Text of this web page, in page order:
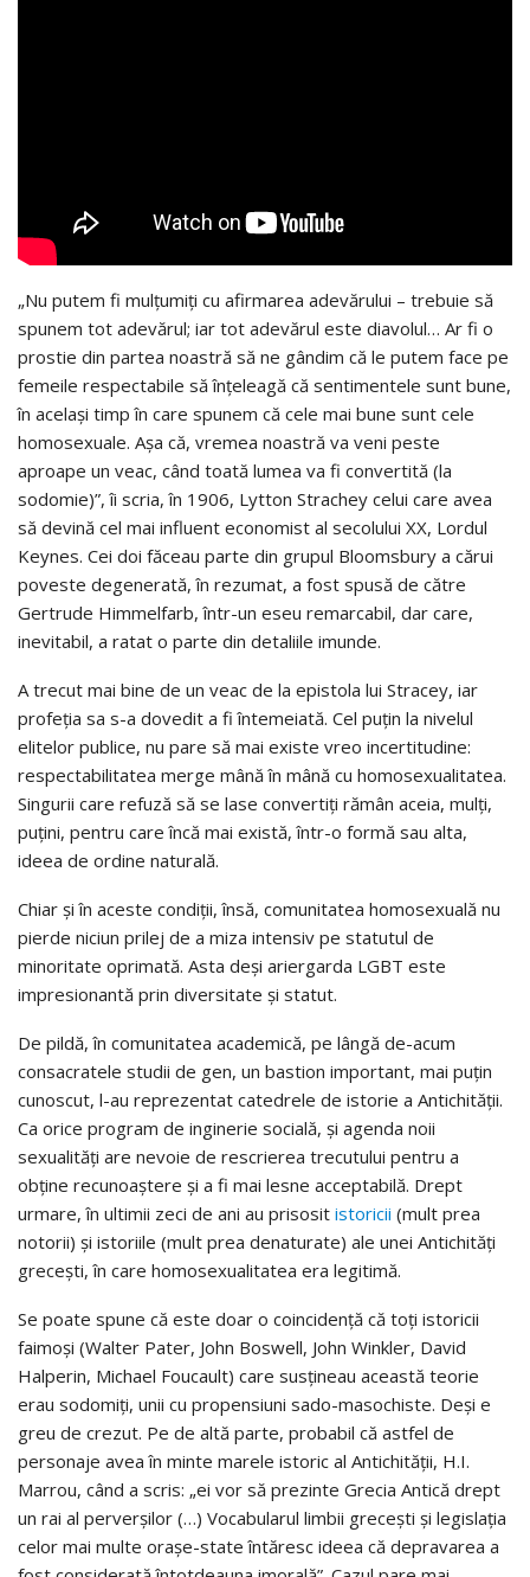
„Nu putem fi mulțumiți cu afirmarea adevărului – trebuie să
spunem tot adevărul; iar tot adevărul este diavolul… Ar fi o
prostie din partea noastră să ne gândim că le putem face pe
femeile respectabile să înțeleagă că sentimentele sunt bune,
în același timp în care spunem că cele mai bune sunt cele
homosexuale. Așa că, vremea noastră va veni peste
aproape un veac, când toată lumea va fi convertită (la
sodomie)”, îi scria, în 1906, Lytton Strachey celui care avea
să devină cel mai influent economist al secolului XX, Lordul
Keynes. Cei doi făceau parte din grupul Bloomsbury a cărui
poveste degenerată, în rezumat, a fost spusă de către
Gertrude Himmelfarb, într-un eseu remarcabil, dar care,
inevitabil, a ratat o parte din detaliile imunde.
A trecut mai bine de un veac de la epistola lui Stracey, iar
profeția sa s-a dovedit a fi întemeiată. Cel puțin la nivelul
elitelor publice, nu pare să mai existe vreo incertitudine:
respectabilitatea merge mână în mână cu homosexualitatea.
Singurii care refuză să se lase convertiți rămân aceia, mulți,
puțini, pentru care încă mai există, într-o formă sau alta,
ideea de ordine naturală.
Chiar și în aceste condiții, însă, comunitatea homosexuală nu
pierde niciun prilej de a miza intensiv pe statutul de
minoritate oprimată. Asta deși ariergarda LGBT este
impresionantă prin diversitate și statut.
De pildă, în comunitatea academică, pe lângă de-acum
consacratele studii de gen, un bastion important, mai puțin
cunoscut, l-au reprezentat catedrele de istorie a Antichității.
Ca orice program de inginerie socială, și agenda noii
sexualități are nevoie de rescrierea trecutului pentru a
obține recunoaștere și a fi mai lesne acceptabilă. Drept
urmare, în ultimii zeci de ani au prisosit istoricii (mult prea
notorii) și istoriile (mult prea denaturate) ale unei Antichități
grecești, în care homosexualitatea era legitimă.
Se poate spune că este doar o coincidență că toți istoricii
faimoși (Walter Pater, John Boswell, John Winkler, David
Halperin, Michael Foucault) care susțineau această teorie
erau sodomiți, unii cu propensiuni sado-masochiste. Deși e
greu de crezut. Pe de altă parte, probabil că astfel de
personaje avea în minte marele istoric al Antichității, H.I.
Marrou, când a scris: „ei vor să prezinte Grecia Antică drept
un rai al perverșilor (…) Vocabularul limbii grecești și legislația
celor mai multe orașe-state întăresc ideea că depravarea a